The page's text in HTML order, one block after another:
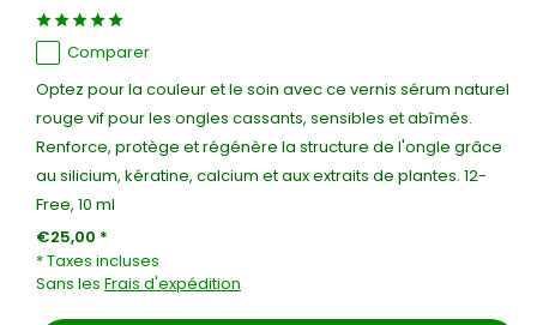
Comparer
Optez pour la couleur et le soin avec ce vernis sérum naturel
rouge vif pour les ongles cassants, sensibles et abîmés.
Renforce, protège et régénère la structure de l'ongle grâce
au silicium, kératine, calcium et aux extraits de plantes. 12-
Free, 10 ml
€25,00 *
* Taxes incluses
Sans les Frais d'expédition